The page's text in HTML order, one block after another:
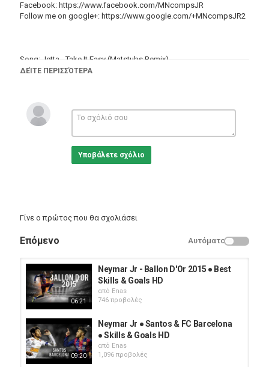
Facebook: https://www.facebook.com/MNcompsJR
Follow me on google+: https://www.google.com/+MNcompsJR2
Song: Jetta - Take It Easy (Matstubs Remix)
https://www.youtube.com/watch?v=j_z8IFKGvq4
*If you need a song or video removed on my channel, please e-
mail me.
ΔΕΊΤΕ ΠΕΡΙΣΣΌΤΕΡΑ
Υποβάλετε σχόλιο
Γίνε ο πρώτος που θα σχολιάσει
Επόμενο Αυτόματο
06:21
Neymar Jr - Ballon D'Or 2015 ● Best
Skills & Goals HD
από Enas
746 προβολές
09:20
Neymar Jr ● Santos & FC Barcelona
● Skills & Goals HD
από Enas
1,096 προβολές